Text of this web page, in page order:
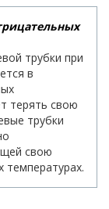
трубки при
в
терять свою
трубки
свою
температурах.